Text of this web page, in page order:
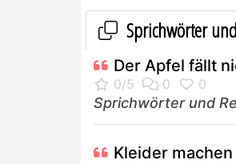
Sprichwörter
Der Apfel fällt
Sprichwörter und
Kleider